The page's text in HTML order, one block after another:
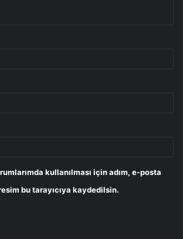
kullanılması için adım, e-posta
bu tarayıcıya kaydedilsin.